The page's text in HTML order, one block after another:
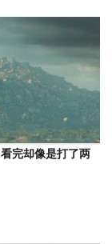
完却像是打了两